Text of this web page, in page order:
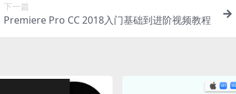
下一篇
Premiere Pro CC 2018入门基础到进阶视频教程